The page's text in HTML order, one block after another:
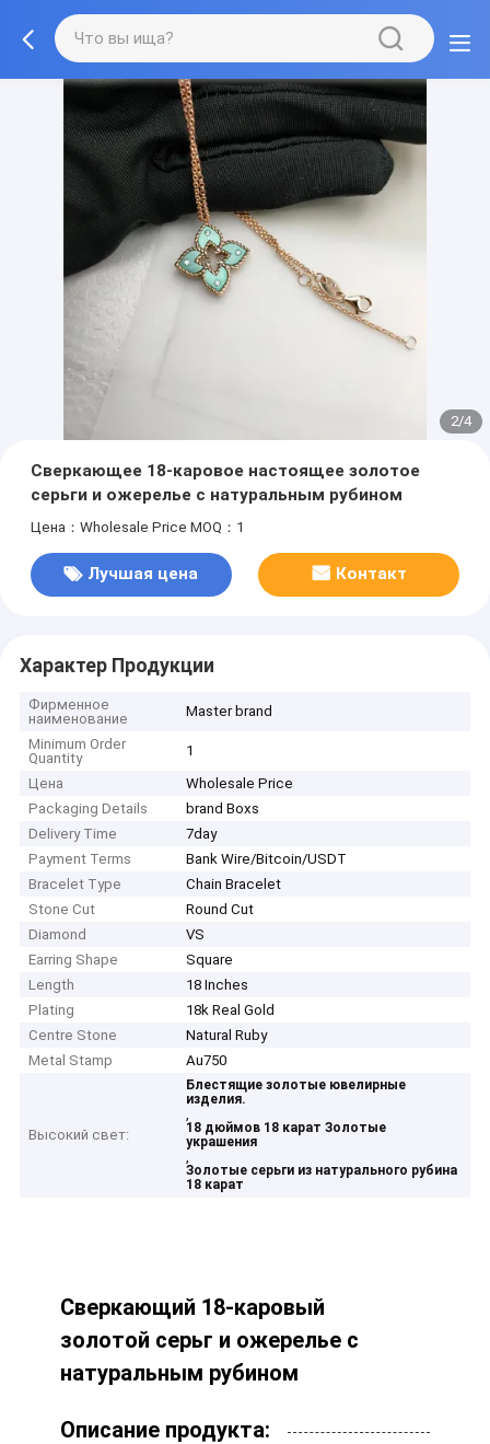
2/4
Сверкающее 18-каровое настоящее золотое
серьги и ожерелье с натуральным рубином
Цена：Wholesale Price MOQ：1
Лучшая цена Контакт
Характер Продукции
Фирменное
наименование
Master brand
Minimum Order
Quantity
1
Цена
Wholesale Price
Packaging Details
brand Boxs
Delivery Time
7day
Payment Terms
Bank Wire/Bitcoin/USDT
Bracelet Type
Chain Bracelet
Stone Cut
Round Cut
Diamond
VS
Earring Shape
Square
Length
18 Inches
Plating
18k Real Gold
Centre Stone
Natural Ruby
Metal Stamp
Au750
Высокий свет:
Блестящие золотые ювелирные
изделия.
,
18 дюймов 18 карат Золотые
украшения
,
Золотые серьги из натурального рубина
18 карат
Сверкающий 18-каровый
золотой серьг и ожерелье с
натуральным рубином
Описание продукта: